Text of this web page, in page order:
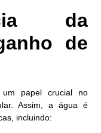
da
de
um papel crucial no
Assim, a água é
incluindo: